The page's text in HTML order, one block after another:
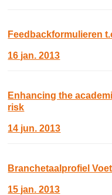
Feedbackformulieren
16 jan. 2013
Enhancing the
risk
14 jun. 2013
Branchetaalprofiel
15 jan. 2013